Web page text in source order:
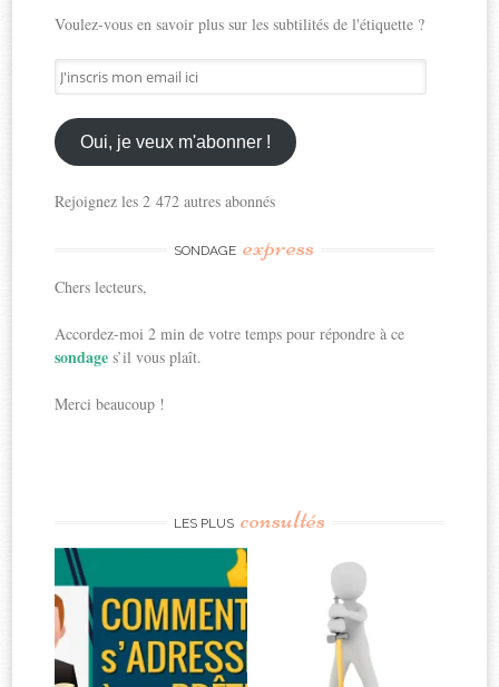
Voulez-vous en savoir plus sur les subtilités de l'étiquette ?
J'inscris
mon
email
ici
Oui, je veux m'abonner !
Rejoignez les 2 472 autres abonnés
SONDAGE express
Chers lecteurs,
Accordez-moi 2 min de votre temps pour répondre à ce
sondages’il vous plaît.
Merci beaucoup !
LES PLUS consultés